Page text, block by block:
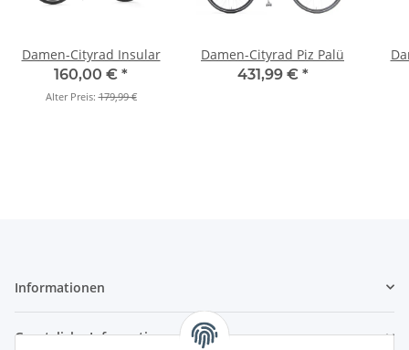
Damen-Cityrad Insular
160,00 € *
Alter Preis:179,99 €
Damen-Cityrad Piz Palü
431,99 € *
Informationen
Gesetzliche Informationen